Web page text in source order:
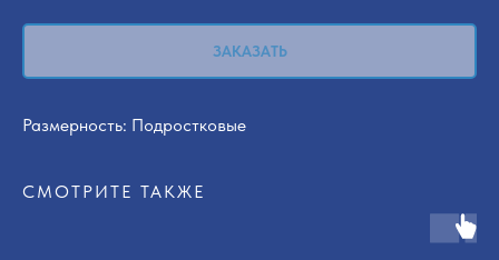
ЗАКАЗАТЬ
Размерность: Подростковые
СМОТРИТЕ ТАКЖЕ